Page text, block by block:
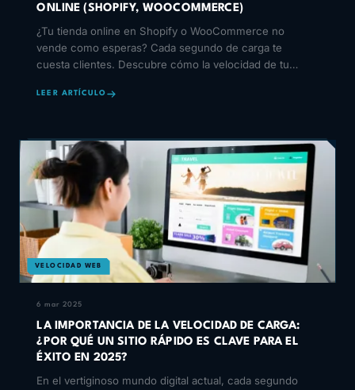
ONLINE (SHOPIFY, WOOCOMMERCE)
¿Tu tienda online en Shopify o WooCommerce no
vende como esperas? Cada segundo de carga te
cuesta clientes. Descubre cómo la velocidad de tu
LEER ARTÍCULO
VELOCIDAD WEB
6 mar 2025
LA IMPORTANCIA DE LA VELOCIDAD DE CARGA:
¿POR QUÉ UN SITIO RÁPIDO ES CLAVE PARA EL
ÉXITO EN 2025?
En el vertiginoso mundo digital actual, cada segundo